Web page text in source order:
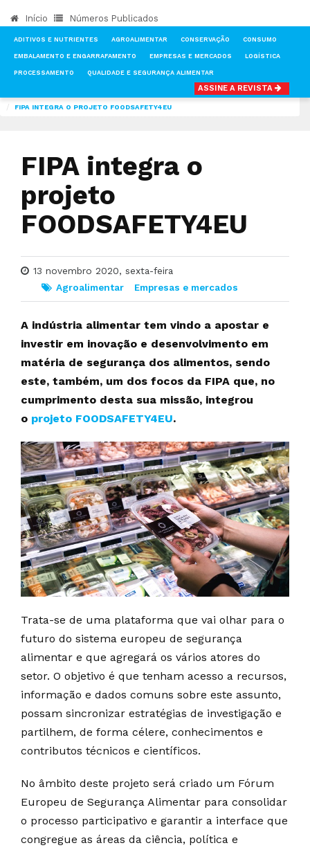
Início Números Publicados
ADITIVOS E NUTRIENTES AGROALIMENTAR CONSERVAÇÃO CONSUMO
EMBALAMENTO E ENGARRAFAMENTO EMPRESAS E MERCADOS LOGÍSTICA
PROCESSAMENTO QUALIDADE E SEGURANÇA ALIMENTAR
ASSINE A REVISTA
FIPA INTEGRA O PROJETO FOODSAFETY4EU
FIPA integra o
projeto
FOODSAFETY4EU
13 novembro 2020, sexta-feira
Agroalimentar
Empresas e mercados
A indústria alimentar tem vindo a apostar e
investir em inovação e desenvolvimento em
matéria de segurança dos alimentos, sendo
este, também, um dos focos da FIPA que, no
cumprimento desta sua missão, integrou
o projeto FOODSAFETY4EU.
Trata-se de uma plataforma que vai olhar para o
futuro do sistema europeu de segurança
alimentar e que agregará os vários atores do
setor. O objetivo é que tenham acesso a recursos,
informação e dados comuns sobre este assunto,
possam sincronizar estratégias de investigação e
partilhem, de forma célere, conhecimentos e
contributos técnicos e científicos.
No âmbito deste projeto será criado um Fórum
Europeu de Segurança Alimentar para consolidar
o processo participativo e garantir a interface que
congregue as áreas da ciência, política e